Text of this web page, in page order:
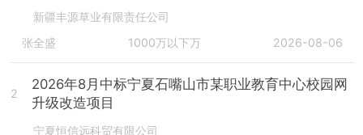
新疆丰源草业有限责任公司
张全盛
1000万以下万 2026-08-06
2
2026年8月中标宁夏石嘴山市某职业教育中心校园网
升级改造项目
宁夏恒信远科贸有限公司